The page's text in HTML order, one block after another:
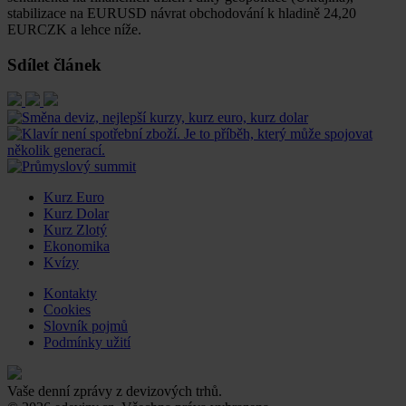
stabilizace na EURUSD návrat obchodování k hladině 24,20
EURCZK a lehce níže.
Sdílet článek
Kurz Euro
Kurz Dolar
Kurz Zlotý
Ekonomika
Kvízy
Kontakty
Cookies
Slovník pojmů
Podmínky užití
Vaše denní zprávy z devizových trhů.